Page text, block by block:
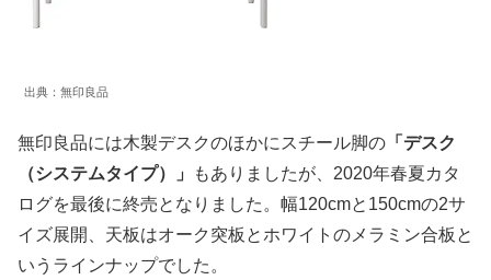
出典：無印良品
無印良品には木製デスクのほかにスチール脚の 「デスク
（システムタイプ）」
もありましたが、2020年春夏カタ
ログを最後に終売となりました。幅120cmと150cmの2サ
イズ展開、天板はオーク突板とホワイトのメラミン合板と
いうラインナップでした。